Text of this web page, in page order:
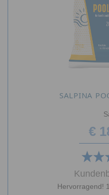
SALPINA
€
Hervorragend!